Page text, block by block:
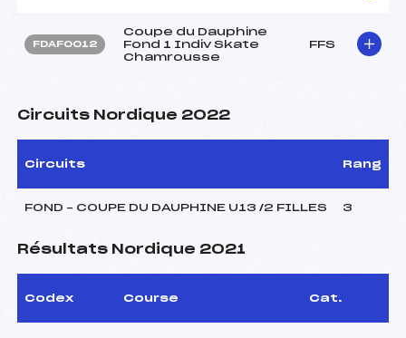
FDAF0012
Coupe du Dauphine
Fond 1 Indiv Skate
Chamrousse
FFS
Circuits Nordique 2022
Circuits Rang
FOND – COUPE DU DAUPHINE U13 /2 FILLES 3
Résultats Nordique 2021
Codex Course Cat.